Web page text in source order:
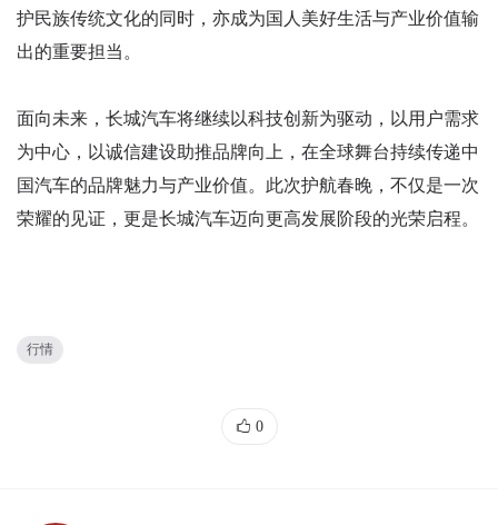
护民族传统文化的同时，亦成为国人美好生活与产业价值输
出的重要担当。
面向未来，长城汽车将继续以科技创新为驱动，以用户需求
为中心，以诚信建设助推品牌向上，在全球舞台持续传递中
国汽车的品牌魅力与产业价值。此次护航春晚，不仅是一次
荣耀的见证，更是长城汽车迈向更高发展阶段的光荣启程。
行情
0